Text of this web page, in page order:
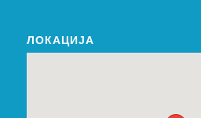
ЛОКАЦИЈА